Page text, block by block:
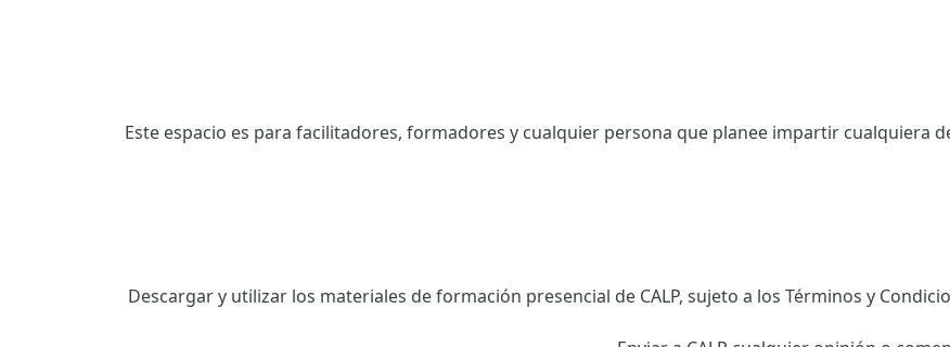
Este espacio es para facilitadores, formadores y cualquier persona que planee impartir cualquiera
Descargar y utilizar los materiales de formación presencial de CALP, sujeto a los Términos y